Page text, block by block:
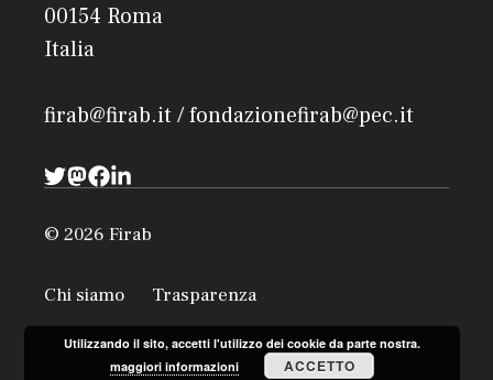
00154 Roma
Italia
firab@firab.it / fondazionefirab@pec.it
© 2026 Firab
Chi siamo Trasparenza
Utilizzando il sito, accetti l'utilizzo dei cookie da parte nostra.
maggiori informazioni
ACCETTO